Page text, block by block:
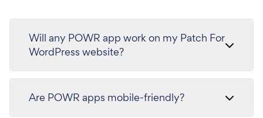
Will any POWR app work on my Patch For
WordPress website?
Are POWR apps mobile-friendly?